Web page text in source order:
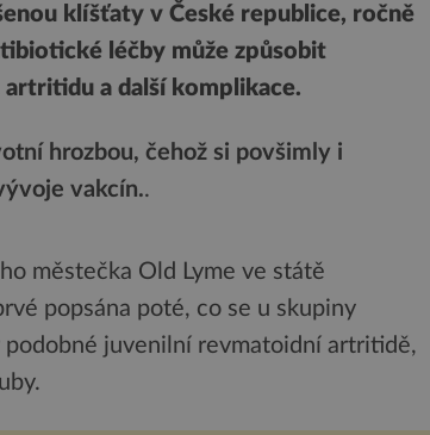
klíšťaty v České republice, ročně
léčby může způsobit
a další komplikace.
hrozbou, čehož si povšimly i
vakcín..
městečka Old Lyme ve státě
popsána poté, co se u skupiny
juvenilní revmatoidní artritidě,